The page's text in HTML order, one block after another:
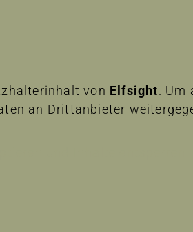
von Elfsight. Um
an Drittanbieter